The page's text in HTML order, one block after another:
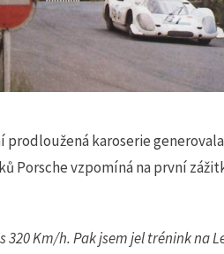
prodloužená karoserie
Porsche vzpomíná na první
Km/h. Pak jsem jel trénink na